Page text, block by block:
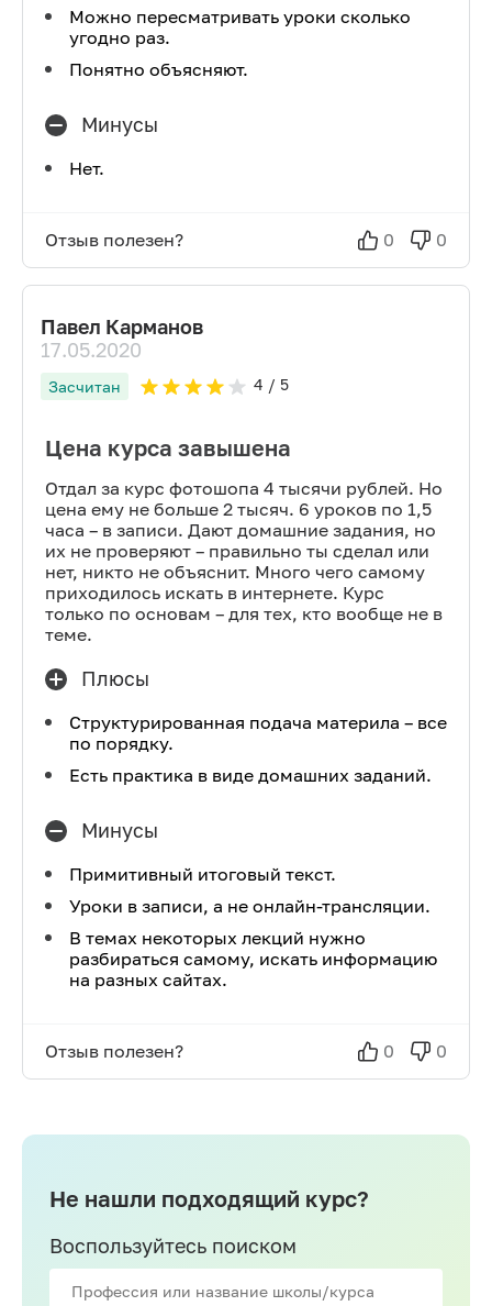
Можно пересматривать уроки сколько
угодно раз.
Понятно объясняют.
Минусы
Нет.
Отзыв полезен? 0 0
Павел Карманов
17.05.2020
Засчитан 4 / 5
Цена курса завышена
Отдал за курс фотошопа 4 тысячи рублей. Но
цена ему не больше 2 тысяч. 6 уроков по 1,5
часа – в записи. Дают домашние задания, но
их не проверяют – правильно ты сделал или
нет, никто не объяснит. Много чего самому
приходилось искать в интернете. Курс
только по основам – для тех, кто вообще не в
теме.
Плюсы
Структурированная подача материла – все
по порядку.
Есть практика в виде домашних заданий.
Минусы
Примитивный итоговый текст.
Уроки в записи, а не онлайн-трансляции.
В темах некоторых лекций нужно
разбираться самому, искать информацию
на разных сайтах.
Отзыв полезен? 0 0
Не нашли подходящий курс?
Воспользуйтесь поиском